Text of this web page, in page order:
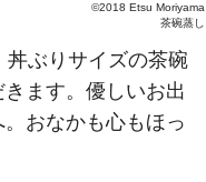
©2018 Etsu Moriyama
茶碗蒸し
ぶりサイズの茶碗
ます。優しいお出
おなかも心もほっ